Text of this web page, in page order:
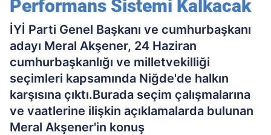
Performans Sistemi Kalkacak
İYİ Parti Genel Başkanı ve cumhurbaşkanı
adayı Meral Akşener, 24 Haziran
cumhurbaşkanlığı ve milletvekilliği
seçimleri kapsamında Niğde'de halkın
karşısına çıktı.Burada seçim çalışmalarına
ve vaatlerine ilişkin açıklamalarda bulunan
Meral Akşener'in konuş